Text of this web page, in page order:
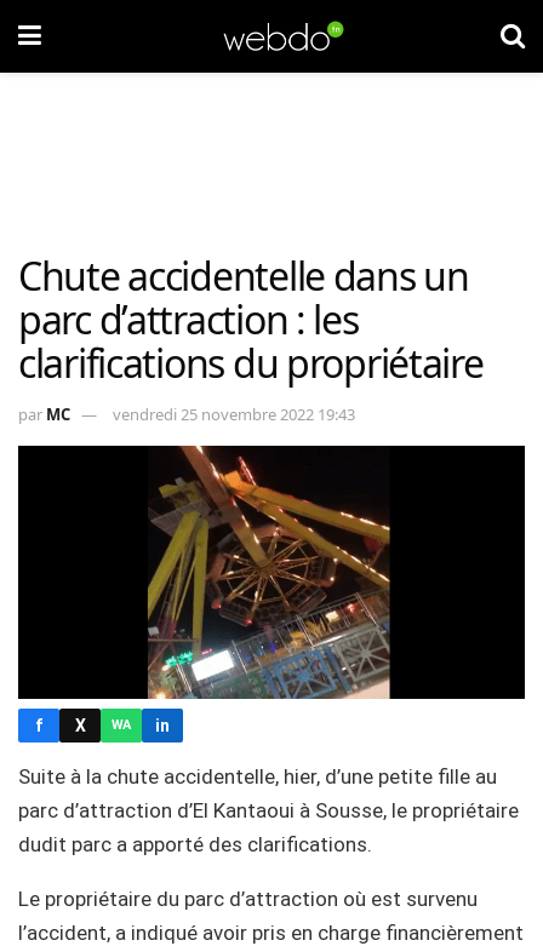
Chute accidentelle dans un
parc d’attraction : les
clarifications du propriétaire
par MC vendredi 25 novembre 2022 19:43
f X WA in
Suite à la chute accidentelle, hier, d’une petite fille au
parc d’attraction d’El Kantaoui à Sousse, le propriétaire
dudit parc a apporté des clarifications.
Le propriétaire du parc d’attraction où est survenu
l’accident, a indiqué avoir pris en charge financièrement